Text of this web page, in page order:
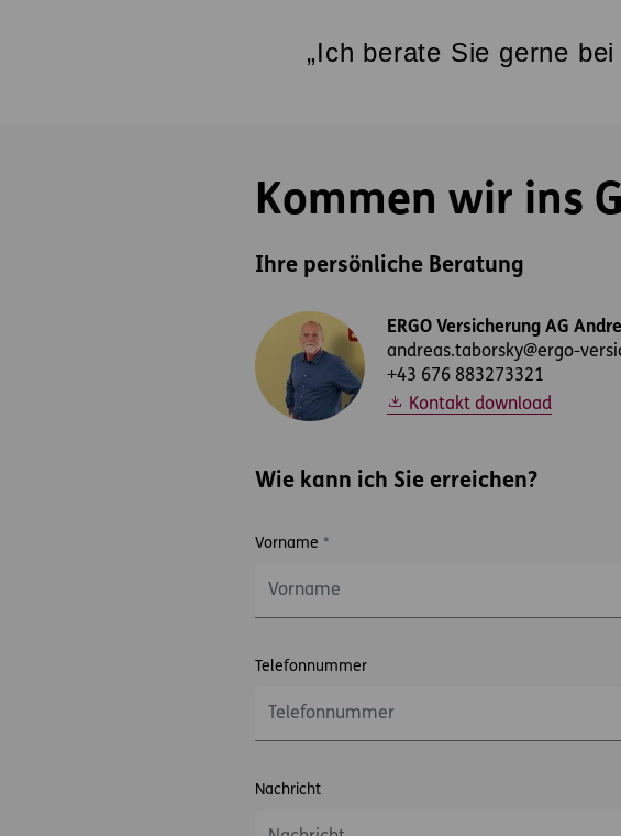
„Ich berate Sie gerne
Kommen wir ins
Ihre persönliche Beratung
ERGO Versicherung AG
andreas.taborsky@ergo-
+43 676 883273321
Kontakt download
Wie kann ich Sie erreichen?
Vorname *
Telefonnummer
Nachricht